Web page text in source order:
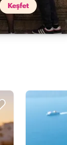
Keşfet